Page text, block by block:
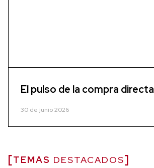
El pulso de la compra directa
30 de junio 2026
TEMAS DESTACADOS